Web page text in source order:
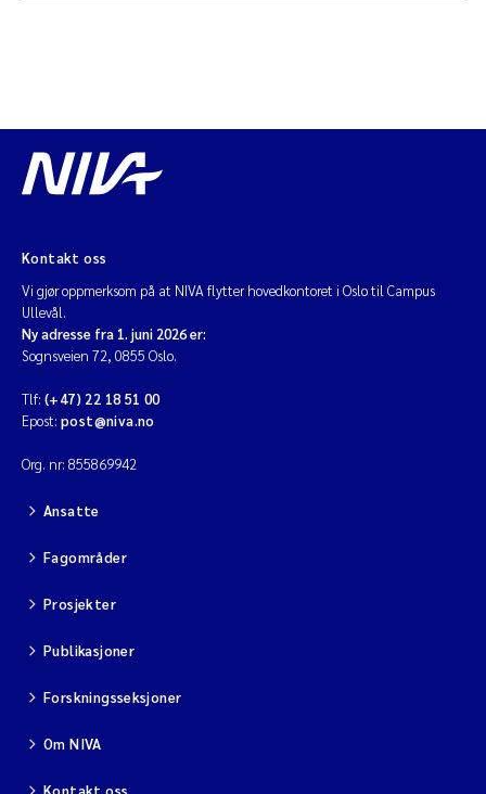
Kontakt oss
Vi gjør oppmerksom på at NIVA flytter hovedkontoret i Oslo til Campus
Ullevål.
Ny adresse fra 1. juni 2026 er:
Sognsveien 72, 0855 Oslo.
Tlf: (+47) 22 18 51 00
Epost: post@niva.no
Org. nr: 855869942
Ansatte
Fagområder
Prosjekter
Publikasjoner
Forskningsseksjoner
Om NIVA
Kontakt oss